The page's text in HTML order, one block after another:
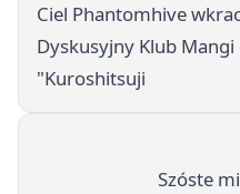
Ciel Phantomhive
Dyskusyjny Klub
"Kuroshitsuji
Szóste